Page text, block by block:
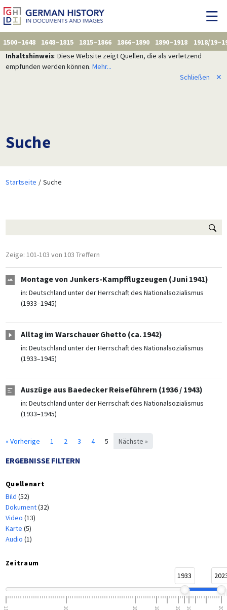
1500–1648 1648–1815 1815–1866 1866–1890 1890–1918
1918/
Inhaltshinweis: Diese Website zeigt Quellen, die als verletzend
empfunden werden können. Mehr...
Schließen
✕
Suche
Startseite Suche
Zeige: 101-103 von 103 Treffern
Montage von Junkers-Kampfflugzeugen (Juni 1941)
in: Deutschland unter der Herrschaft des Nationalsozialismus
(1933–1945)
Alltag im Warschauer Ghetto (ca. 1942)
in: Deutschland unter der Herrschaft des Nationalsozialismus
(1933–1945)
Auszüge aus Baedecker Reiseführern (1936 / 1943)
in: Deutschland unter der Herrschaft des Nationalsozialismus
(1933–1945)
« Vorherige 1 2 3 4 5 Nächste »
ERGEBNISSE FILTERN
Quellenart
Bild (52)
Dokument(32)
Video (13)
Karte (5)
Audio (1)
Zeitraum
1933